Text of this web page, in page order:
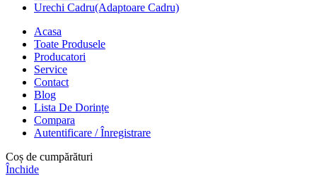
Urechi Cadru(Adaptoare Cadru)
Acasa
Toate Produsele
Producatori
Service
Contact
Blog
Lista De Dorințe
Compara
Autentificare / Înregistrare
Coș de cumpărături
Închide